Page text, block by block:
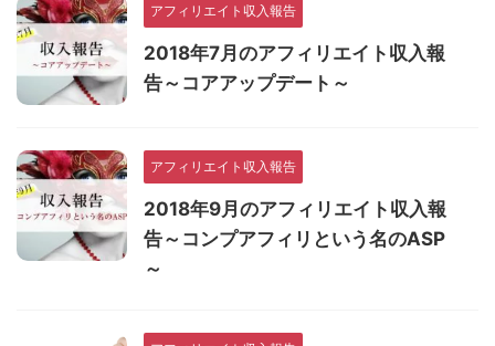
アフィリエイト収入報告
2018年7月のアフィリエイト収入報
告～コアアップデート～
アフィリエイト収入報告
2018年9月のアフィリエイト収入報
告～コンプアフィリという名のASP
～